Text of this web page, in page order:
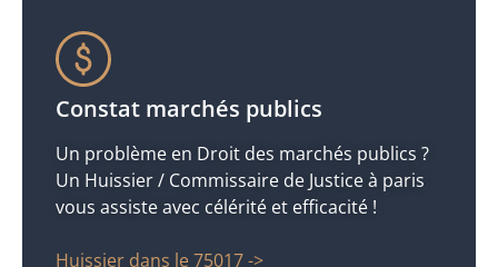
Constat marchés publics
Un problème en Droit des marchés publics ?
Un Huissier / Commissaire de Justice à paris
vous assiste avec célérité et efficacité !
Huissier dans le 75017 ->